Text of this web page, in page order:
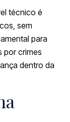
técnico é
sem
para
por crimes
dentro da